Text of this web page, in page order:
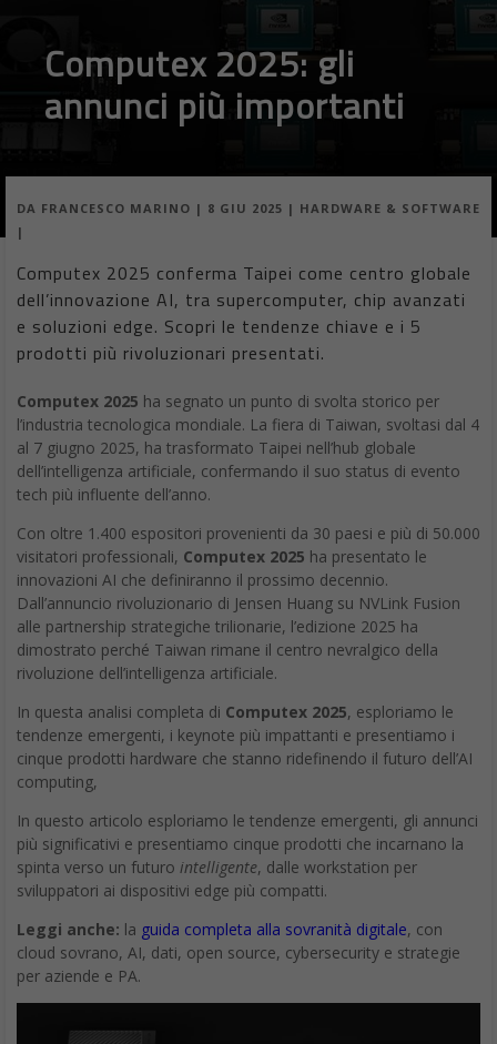
Computex 2025: gli
annunci più importanti
DA FRANCESCO MARINO | 8 GIU 2025 | HARDWARE & SOFTWARE
|
Computex 2025 conferma Taipei come centro globale
dell’innovazione AI, tra supercomputer, chip avanzati
e soluzioni edge. Scopri le tendenze chiave e i 5
prodotti più rivoluzionari presentati.
Computex 2025 ha segnato un punto di svolta storico per
l’industria tecnologica mondiale. La fiera di Taiwan, svoltasi dal 4
al 7 giugno 2025, ha trasformato Taipei nell’hub globale
dell’intelligenza artificiale, confermando il suo status di evento
tech più influente dell’anno.
Con oltre 1.400 espositori provenienti da 30 paesi e più di 50.000
visitatori professionali, Computex 2025 ha presentato le
innovazioni AI che definiranno il prossimo decennio.
Dall’annuncio rivoluzionario di Jensen Huang su NVLink Fusion
alle partnership strategiche trilionarie, l’edizione 2025 ha
dimostrato perché Taiwan rimane il centro nevralgico della
rivoluzione dell’intelligenza artificiale.
In questa analisi completa di Computex 2025, esploriamo le
tendenze emergenti, i keynote più impattanti e presentiamo i
cinque prodotti hardware che stanno ridefinendo il futuro dell’AI
computing,
In questo articolo esploriamo le tendenze emergenti, gli annunci
più significativi e presentiamo cinque prodotti che incarnano la
spinta verso un futuro intelligente, dalle workstation per
sviluppatori ai dispositivi edge più compatti.
Leggi anche: la guida completa alla sovranità digitale, con
cloud sovrano, AI, dati, open source, cybersecurity e strategie
per aziende e PA.